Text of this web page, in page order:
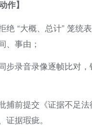
作】
绝 “大概、总计” 笼统
、事由；
步录音录像逐帧比对
捕前提交《证据不足
证据瑕疵。